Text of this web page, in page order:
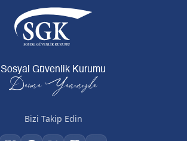
Sosyal Güvenlik Kurumu
Daima Yanınızda
Bizi Takip Edin